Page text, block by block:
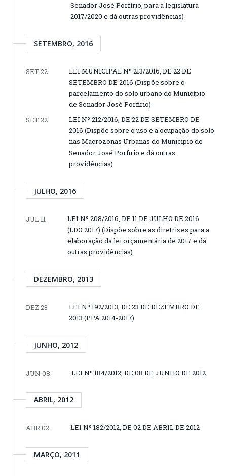
Senador José Porfírio, para a legislatura
2017/2020 e dá outras providências)
SETEMBRO, 2016
SET 22
LEI MUNICIPAL Nº 213/2016, DE 22 DE
SETEMBRO DE 2016 (Dispõe sobre o
parcelamento do solo urbano do Município
de Senador José Porfirio)
SET 22
LEI Nº 212/2016, DE 22 DE SETEMBRO DE
2016 (Dispõe sobre o uso e a ocupação do solo
nas Macrozonas Urbanas do Município de
Senador José Porfirio e dá outras
providências)
JULHO, 2016
JUL 11
LEI Nº 208/2016, DE 11 DE JULHO DE 2016
(LDO 2017) (Dispõe sobre as diretrizes para a
elaboração da lei orçamentária de 2017 e dá
outras providências)
DEZEMBRO, 2013
DEZ 23
LEI Nº 192/2013, DE 23 DE DEZEMBRO DE
2013 (PPA 2014-2017)
JUNHO, 2012
JUN 08 LEI Nº 184/2012, DE 08 DE JUNHO DE 2012
ABRIL, 2012
ABR 02 LEI Nº 182/2012, DE 02 DE ABRIL DE 2012
MARÇO, 2011